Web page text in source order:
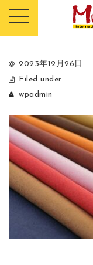
2023年12月26日
Filed under:
wpadmin